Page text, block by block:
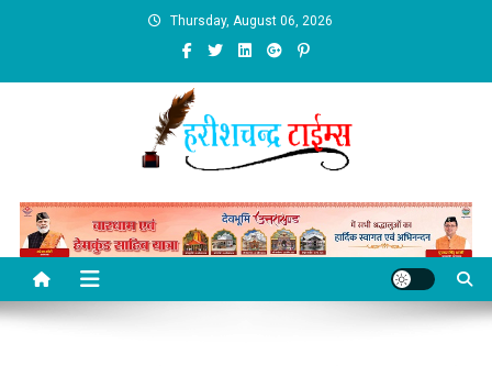
Thursday, August 06, 2026